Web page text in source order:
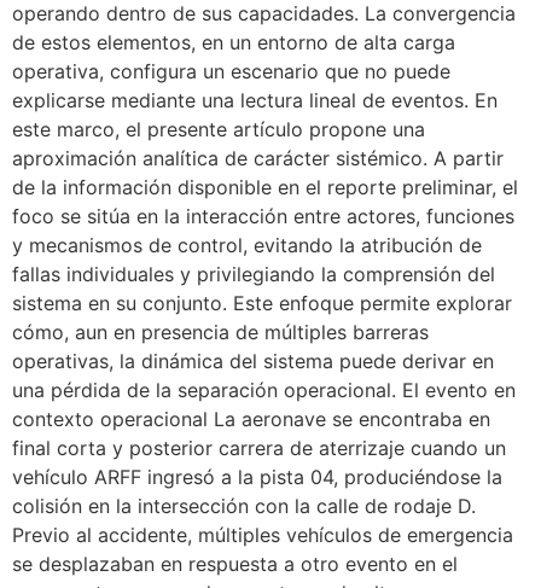
operando dentro de sus capacidades. La convergencia
de estos elementos, en un entorno de alta carga
operativa, configura un escenario que no puede
explicarse mediante una lectura lineal de eventos. En
este marco, el presente artículo propone una
aproximación analítica de carácter sistémico. A partir
de la información disponible en el reporte preliminar, el
foco se sitúa en la interacción entre actores, funciones
y mecanismos de control, evitando la atribución de
fallas individuales y privilegiando la comprensión del
sistema en su conjunto. Este enfoque permite explorar
cómo, aun en presencia de múltiples barreras
operativas, la dinámica del sistema puede derivar en
una pérdida de la separación operacional. El evento en
contexto operacional La aeronave se encontraba en
final corta y posterior carrera de aterrizaje cuando un
vehículo ARFF ingresó a la pista 04, produciéndose la
colisión en la intersección con la calle de rodaje D.
Previo al accidente, múltiples vehículos de emergencia
se desplazaban en respuesta a otro evento en el